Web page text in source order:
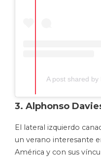
A post shared
3. Alphonso
El lateral izquierdo
un verano interesante
América y con sus